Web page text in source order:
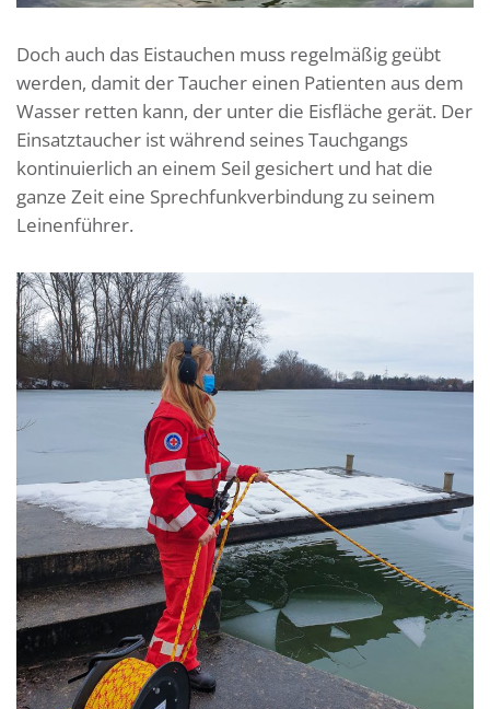
Doch auch das Eistauchen muss regelmäßig geübt
werden, damit der Taucher einen Patienten aus dem
Wasser retten kann, der unter die Eisfläche gerät. Der
Einsatztaucher ist während seines Tauchgangs
kontinuierlich an einem Seil gesichert und hat die
ganze Zeit eine Sprechfunkverbindung zu seinem
Leinenführer.